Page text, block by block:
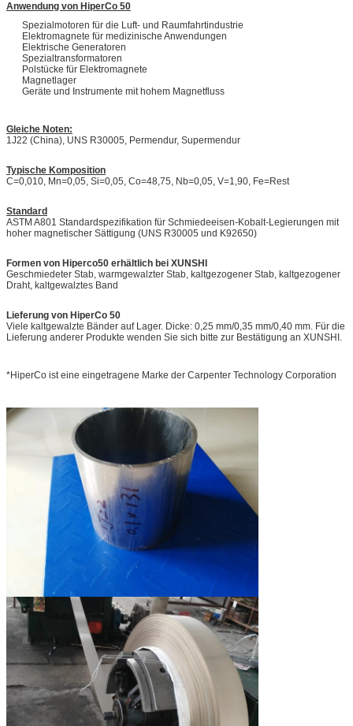
Anwendung von HiperCo 50
Spezialmotoren für die Luft- und Raumfahrtindustrie
Elektromagnete für medizinische Anwendungen
Elektrische Generatoren
Spezialtransformatoren
Polstücke für Elektromagnete
Magnetlager
Geräte und Instrumente mit hohem Magnetfluss
Gleiche Noten:
1J22 (China), UNS R30005, Permendur, Supermendur
Typische Komposition
C=0,010, Mn=0,05, Si=0,05, Co=48,75, Nb=0,05, V=1,90, Fe=Rest
Standard
ASTM A801 ​​Standardspezifikation für Schmiedeeisen-Kobalt-Legierungen mit
hoher magnetischer Sättigung (UNS R30005 und K92650)
Formen von Hiperco50 erhältlich bei XUNSHI
Geschmiedeter Stab, warmgewalzter Stab, kaltgezogener Stab, kaltgezogener
Draht, kaltgewalztes Band
Lieferung von HiperCo 50
Viele kaltgewalzte Bänder auf Lager. Dicke: 0,25 mm/0,35 mm/0,40 mm. Für die
Lieferung anderer Produkte wenden Sie sich bitte zur Bestätigung an XUNSHI.
*HiperCo ist eine eingetragene Marke der Carpenter Technology Corporation